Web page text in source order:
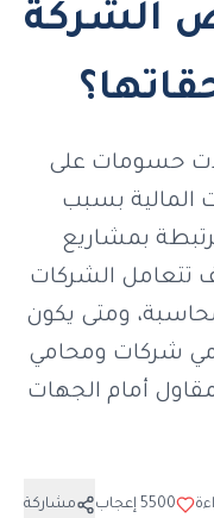
الشركة
حسومات على
المالية بسبب
بمشاريع
تتعامل الشركات
ومتى يكون
شركات ومحامي
أمام الجهات
5500 إعجاب مشاركة